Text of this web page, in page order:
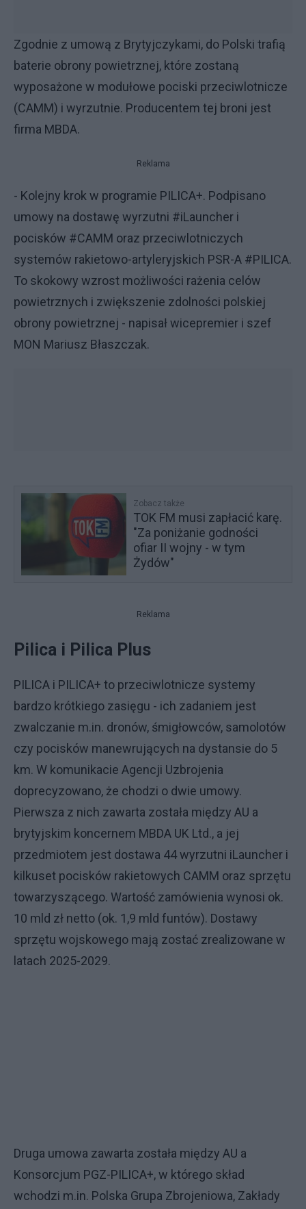
Zgodnie z umową z Brytyjczykami, do Polski trafią
baterie obrony powietrznej, które zostaną
wyposażone w modułowe pociski przeciwlotnicze
(CAMM) i wyrzutnie. Producentem tej broni jest
firma MBDA.
Reklama
- Kolejny krok w programie PILICA+. Podpisano
umowy na dostawę wyrzutni #iLauncher i
pocisków #CAMM oraz przeciwlotniczych
systemów rakietowo-artyleryjskich PSR-A #PILICA.
To skokowy wzrost możliwości rażenia celów
powietrznych i zwiększenie zdolności polskiej
obrony powietrznej - napisał wicepremier i szef
MON Mariusz Błaszczak.
Zobacz także
TOK FM musi zapłacić karę.
"Za poniżanie godności
ofiar II wojny - w tym
Żydów"
Reklama
Pilica i Pilica Plus
PILICA i PILICA+ to przeciwlotnicze systemy
bardzo krótkiego zasięgu - ich zadaniem jest
zwalczanie m.in. dronów, śmigłowców, samolotów
czy pocisków manewrujących na dystansie do 5
km. W komunikacie Agencji Uzbrojenia
doprecyzowano, że chodzi o dwie umowy.
Pierwsza z nich zawarta została między AU a
brytyjskim koncernem MBDA UK Ltd., a jej
przedmiotem jest dostawa 44 wyrzutni iLauncher i
kilkuset pocisków rakietowych CAMM oraz sprzętu
towarzyszącego. Wartość zamówienia wynosi ok.
10 mld zł netto (ok. 1,9 mld funtów). Dostawy
sprzętu wojskowego mają zostać zrealizowane w
latach 2025-2029.
Druga umowa zawarta została między AU a
Konsorcjum PGZ-PILICA+, w którego skład
wchodzi m.in. Polska Grupa Zbrojeniowa, Zakłady